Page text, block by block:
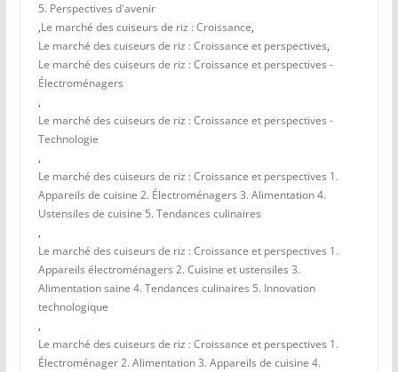
5. Perspectives d'avenir
,Le marché des cuiseurs de riz : Croissance,
Le marché des cuiseurs de riz : Croissance et perspectives,
Le marché des cuiseurs de riz : Croissance et perspectives -
Électroménagers
,
Le marché des cuiseurs de riz : Croissance et perspectives -
Technologie
,
Le marché des cuiseurs de riz : Croissance et perspectives 1.
Appareils de cuisine 2. Électroménagers 3. Alimentation 4.
Ustensiles de cuisine 5. Tendances culinaires
,
Le marché des cuiseurs de riz : Croissance et perspectives 1.
Appareils électroménagers 2. Cuisine et ustensiles 3.
Alimentation saine 4. Tendances culinaires 5. Innovation
technologique
,
Le marché des cuiseurs de riz : Croissance et perspectives 1.
Électroménager 2. Alimentation 3. Appareils de cuisine 4.